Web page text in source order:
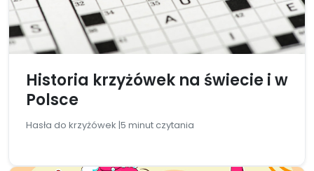
Historia krzyżówek na świecie i w
Polsce
Hasła do krzyżówek |5 minut czytania